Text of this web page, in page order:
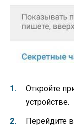
Откройте
устройстве.
Перейдите